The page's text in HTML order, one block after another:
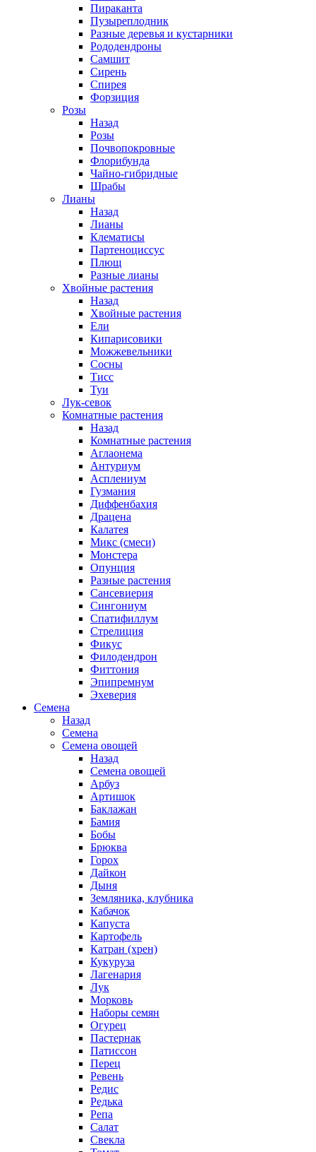
Пираканта
Пузыреплодник
Разные деревья и кустарники
Рододендроны
Самшит
Сирень
Спирея
Форзиция
Розы
Назад
Розы
Почвопокровные
Флорибунда
Чайно-гибридные
Шрабы
Лианы
Назад
Лианы
Клематисы
Партеноциссус
Плющ
Разные лианы
Хвойные растения
Назад
Хвойные растения
Ели
Кипарисовики
Можжевельники
Сосны
Тисс
Туи
Лук-севок
Комнатные растения
Назад
Комнатные растения
Аглаонема
Антуриум
Асплениум
Гузмания
Диффенбахия
Драцена
Калатея
Микс (смеси)
Монстера
Опунция
Разные растения
Сансевиерия
Сингониум
Спатифиллум
Стрелиция
Фикус
Филодендрон
Фиттония
Эпипремнум
Эхеверия
Семена
Назад
Семена
Семена овощей
Назад
Семена овощей
Арбуз
Артишок
Баклажан
Бамия
Бобы
Брюква
Горох
Дайкон
Дыня
Земляника, клубника
Кабачок
Капуста
Картофель
Катран (хрен)
Кукуруза
Лагенария
Лук
Морковь
Наборы семян
Огурец
Пастернак
Патиссон
Перец
Ревень
Редис
Редька
Репа
Салат
Свекла